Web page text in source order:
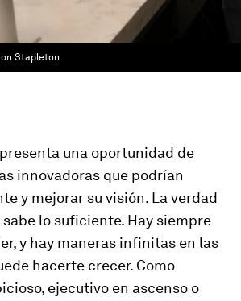
Stapleton
una oportunidad de
innovadoras que podrían
y mejorar su visión. La verdad
sabe lo suficiente. Hay siempre
y hay maneras infinitas en las
hacerte crecer. Como
ejecutivo en ascenso o